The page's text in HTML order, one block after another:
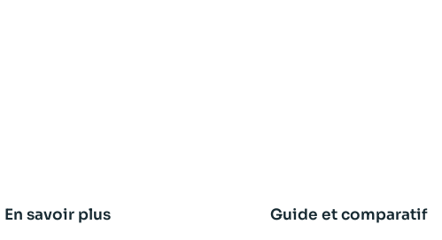
En savoir plus Guide et comparatif